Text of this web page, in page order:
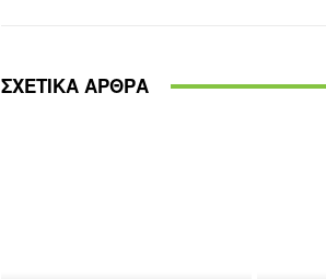
ΣΧΕΤΙΚΑ ΑΡΘΡΑ